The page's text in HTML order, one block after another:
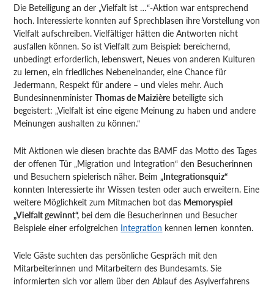
Die Beteiligung an der „Vielfalt ist …“-Aktion war entsprechend
hoch. Interessierte konnten auf Sprechblasen ihre Vorstellung von
Vielfalt aufschreiben. Vielfältiger hätten die Antworten nicht
ausfallen können. So ist Vielfalt zum Beispiel: bereichernd,
unbedingt erforderlich, lebenswert, Neues von anderen Kulturen
zu lernen, ein friedliches Nebeneinander, eine Chance für
Jedermann, Respekt für andere – und vieles mehr. Auch
BundesinnenministerThomas de Maizière beteiligte sich
begeistert: „Vielfalt ist eine eigene Meinung zu haben und andere
Meinungen aushalten zu können.“
Mit Aktionen wie diesen brachte das BAMF das Motto des Tages
der offenen Tür „Migration und Integration“ den Besucherinnen
und Besuchern spielerisch näher. Beim„Integrationsquiz“
konnten Interessierte ihr Wissen testen oder auch erweitern. Eine
weitere Möglichkeit zum Mitmachen bot das Memoryspiel
„Vielfalt gewinnt“, bei dem die Besucherinnen und Besucher
Beispiele einer erfolgreichen Integration kennen lernen konnten.
Viele Gäste suchten das persönliche Gespräch mit den
Mitarbeiterinnen und Mitarbeitern des Bundesamts. Sie
informierten sich vor allem über den Ablauf des Asylverfahrens